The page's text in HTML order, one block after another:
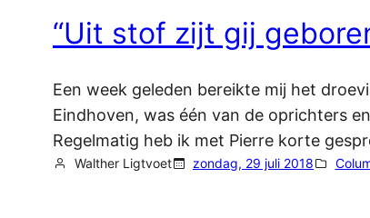
“Uit stof zijt gij
Een week geleden bereikte mij het
Eindhoven, was één van de oprichters
Regelmatig heb ik met Pierre korte
Walther Ligtvoet zondag, 29 juli 2018